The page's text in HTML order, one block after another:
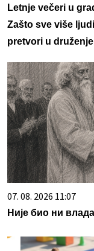
Letnje večeri u
Zašto sve više
pretvori u druženje
07. 08. 2026 11:07
Није био ни